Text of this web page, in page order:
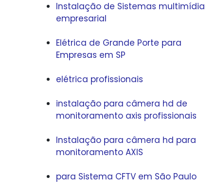
Instalação de Sistemas multimídia
empresarial
Elétrica de Grande Porte para
Empresas em SP
elétrica profissionais
instalação para câmera hd de
monitoramento axis profissionais
Instalação para câmera hd para
monitoramento AXIS
para Sistema CFTV em São Paulo